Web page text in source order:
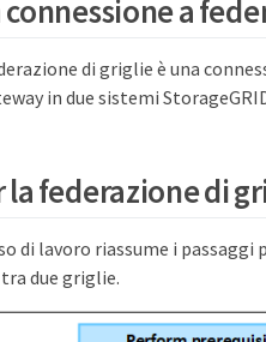
connessione a
di griglie è una
in due sistemi
federazione di
di lavoro riassume i passaggi
due griglie.